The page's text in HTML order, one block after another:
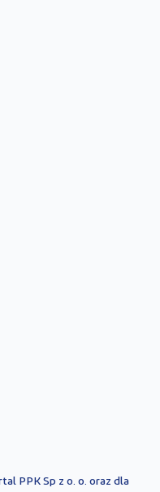
PPK Sp z o. o. oraz dla